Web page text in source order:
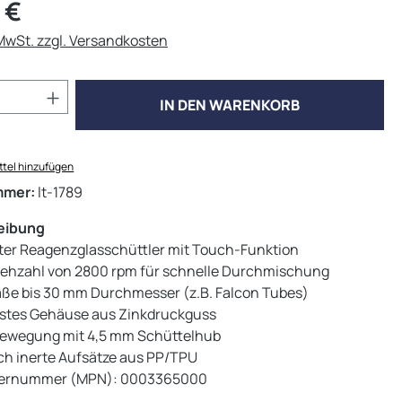
zzgl. Versandkosten
Anzahl: Gib den gewünschten Wert
IN DEN WARENKORB
hinzufügen
lt-1789
Reagenzglasschüttler mit Touch-Funktion
von 2800 rpm für schnelle Durchmischung
bis 30 mm Durchmesser (z.B. Falcon Tubes)
Gehäuse aus Zinkdruckguss
mit 4,5 mm Schüttelhub
inerte Aufsätze aus PP/TPU
(MPN): 0003365000